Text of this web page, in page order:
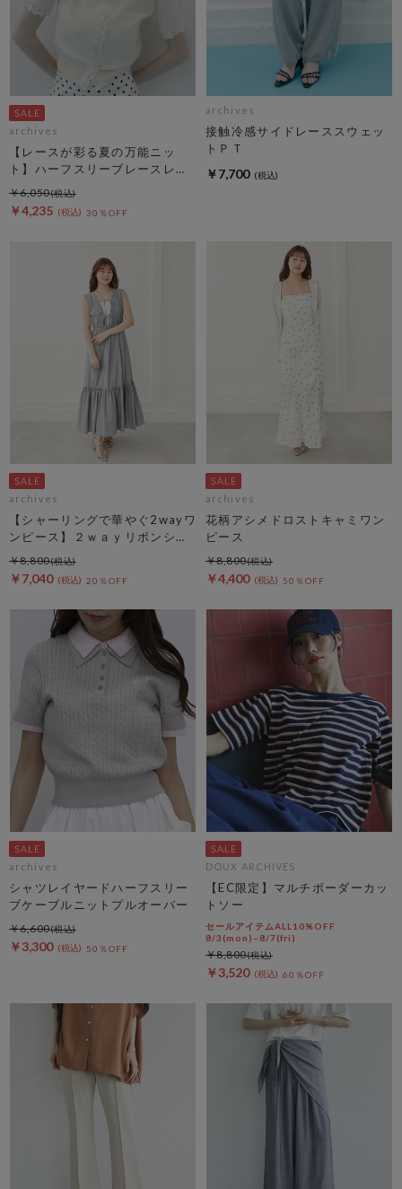
archives
【レースが彩る夏の万能ニッ
ト】ハーフスリーブレースレイ
ヤードニットカーディガン
￥4,235 30％OFF
￥6,050
archives
接触冷感サイドレーススウェッ
トＰＴ
￥7,700
archives
【シャーリングで華やぐ2wayワ
ンピース】２ｗａｙリボンシャ
ーリングノースリワンピース
￥7,040 20％OFF
￥8,800
archives
花柄アシメドロストキャミワン
ピース
￥4,400 50％OFF
￥8,800
archives
シャツレイヤードハーフスリー
ブケーブルニットプルオーバー
￥3,300 50％OFF
￥6,600
DOUX ARCHIVES
【EC限定】マルチボーダーカッ
トソー
セールアイテムALL10%OFF
8/3(mon)~8/7(fri)
￥3,520 60％OFF
￥8,800